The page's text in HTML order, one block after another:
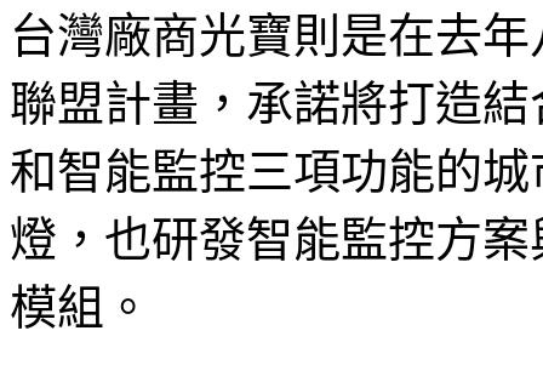
台灣廠商光寶則是在去
聯盟計畫，承諾將打造
和智能監控三項功能的
燈，也研發智能監控方
模組。